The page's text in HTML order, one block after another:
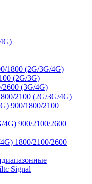
1800 (2G/3G/4G)
(2G/3G)
2600 (3G/4G)
2100 (2G/3G/4G)
900/1800/2100
900/2100/2600
1800/2100/2600
Signal